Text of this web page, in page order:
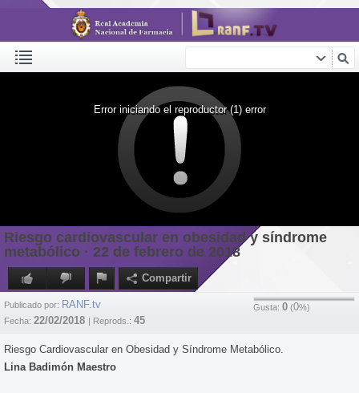
Error iniciando el reproductor (1) error
Riesgo cardiovascular en obesidad y síndrome
metabólico · 22 de febrero de 2018
Compartir
Gusta: 0 (0%)
Publicado por: RANF.tv
Fecha: 22/02/2018 | Reprods.: 45
Riesgo Cardiovascular en Obesidad y Síndrome Metabólico.
Lina Badimón Maestro